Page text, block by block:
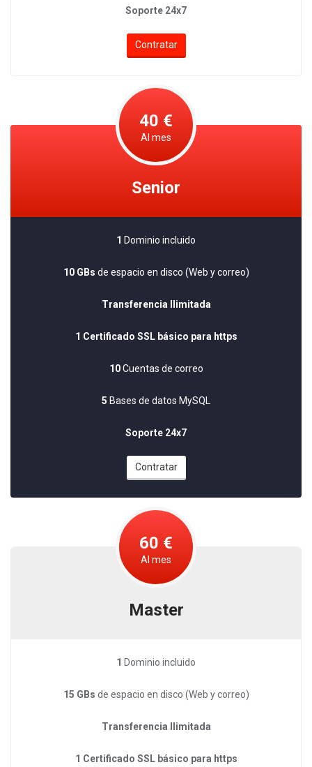
Soporte 24x7
Contratar
40 €
Al mes
Senior
1 Dominio incluido
10 GBs de espacio en disco (Web y correo)
Transferencia Ilimitada
1 Certificado SSL básico para https
10Cuentas de correo
5 Bases de datos MySQL
Soporte 24x7
Contratar
60 €
Al mes
Master
1 Dominio incluido
15 GBs de espacio en disco (Web y correo)
Transferencia Ilimitada
1 Certificado SSL básico para https